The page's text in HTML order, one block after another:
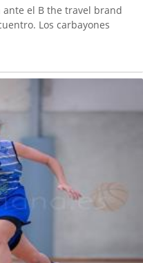
ante el B the travel brand
Los carbayones